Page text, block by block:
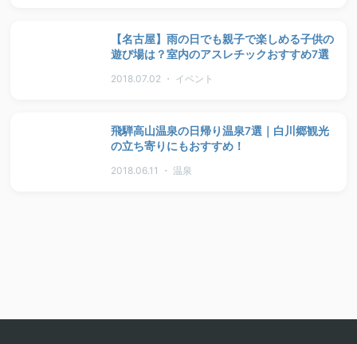
【名古屋】雨の日でも親子で楽しめる子供の
遊び場は？室内のアスレチックおすすめ7選
2018.07.02 ・ イベント
飛騨高山温泉の日帰り温泉7選｜白川郷観光
の立ち寄りにもおすすめ！
2018.06.11 ・ 温泉